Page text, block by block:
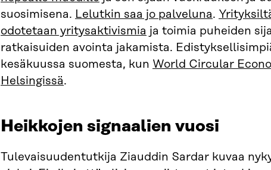
suosimisena. Lelutkin saa jo palveluna.
odotetaan yritysaktivismia ja toimia puheiden
ratkaisuiden avointa jakamista.
kesäkuussa suomesta, kun World Circular
Helsingissä.
Heikkojen signaalien vuosi
Tulevaisuudentutkija Ziauddin Sardar kuvaa